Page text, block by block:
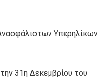
Υπερηλίκων
31η Δεκεμβρίου του